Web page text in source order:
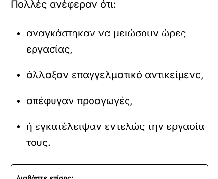
Πολλές ανέφεραν ότι:
αναγκάστηκαν να μειώσουν ώρες
εργασίας,
άλλαξαν επαγγελματικό αντικείμενο,
απέφυγαν προαγωγές,
ή εγκατέλειψαν εντελώς την εργασία
τους.